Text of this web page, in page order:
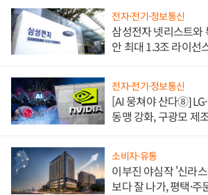
전자·전기·정보통신
삼성전자 넷리스트와
안 최대 1.3조 라이선
전자·전기·정보통신
[AI 뭉쳐야 산다⑧]
동맹 강화, 구광모 제
소비자·유통
이부진 야심작 '신라
보다 잘 나가, 평택·주